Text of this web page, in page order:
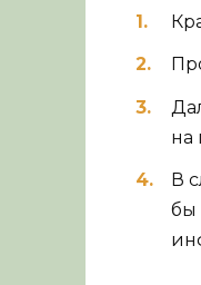
на
В
бы